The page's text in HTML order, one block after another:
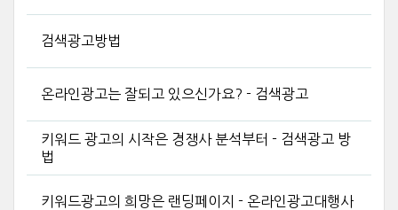
검색광고방법
온라인광고는 잘되고 있으신가요? - 검색광고
키워드 광고의 시작은 경쟁사 분석부터 - 검색광고 방
법
키워드광고의 희망은 랜딩페이지 - 온라인광고대행사